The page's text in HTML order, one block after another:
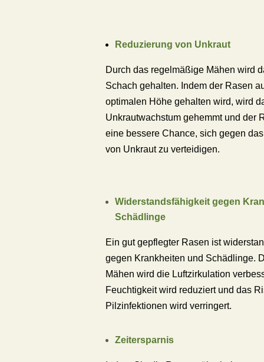
Reduzierung von Unkraut
Durch das regelmäßige Mähen wird
Schach gehalten. Indem der Rasen
optimalen Höhe gehalten wird, wird
Unkrautwachstum gehemmt und der
eine bessere Chance, sich gegen
von Unkraut zu verteidigen.
Widerstandsfähigkeit gegen
Schädlinge
Ein gut gepflegter Rasen ist
gegen Krankheiten und Schädlinge.
Mähen wird die Luftzirkulation
Feuchtigkeit wird reduziert und das
Pilzinfektionen wird verringert.
Zeitersparnis